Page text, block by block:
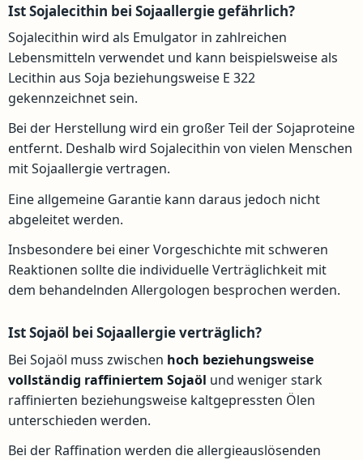
Ist Sojalecithin bei Sojaallergie gefährlich?
Sojalecithin wird als Emulgator in zahlreichen
Lebensmitteln verwendet und kann beispielsweise als
Lecithin aus Soja beziehungsweise E 322
gekennzeichnet sein.
Bei der Herstellung wird ein großer Teil der Sojaproteine
entfernt. Deshalb wird Sojalecithin von vielen Menschen
mit Sojaallergie vertragen.
Eine allgemeine Garantie kann daraus jedoch nicht
abgeleitet werden.
Insbesondere bei einer Vorgeschichte mit schweren
Reaktionen sollte die individuelle Verträglichkeit mit
dem behandelnden Allergologen besprochen werden.
Ist Sojaöl bei Sojaallergie verträglich?
Bei Sojaöl muss zwischen hoch beziehungsweise
vollständig raffiniertem Sojaöl und weniger stark
raffinierten beziehungsweise kaltgepressten Ölen
unterschieden werden.
Bei der Raffination werden die allergieauslösenden